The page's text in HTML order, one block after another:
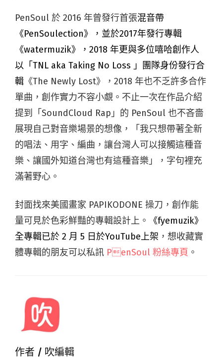
PenSoul 於 2016 年曾發行首張混音帶
《PenSoulection》， 並於2017年發行專輯
《watermuzik》，2018 年更與多位嘻哈創作人
以「TNL aka Taking No Loss 」團隊身份發行合
輯 《The Newly Lost》，2018 年也不乏許多合作
單曲，創作實力不容小覷。不止一次在作品介紹
提到「SoundCloud Rap」的 PenSoul 也不吝嗇
展現自己對音樂場景的想像，「我只想帶著全新
的唱法、用字、編曲，讓台灣人可以接觸這種音
樂、讓國外知道台灣也有這種音樂」，字句裡充
滿著野心。
封面找來美國畫家 PAPIKODONE 操刀，創作能
量可見於色彩鮮豔的專輯設計上。
《fyemuzik》
全專輯已於 2 月 5 日於YouTube上架 ，想收藏實
體專輯的朋友可以私訊 PenSoul 粉絲專頁 。
作者 / 吹編輯